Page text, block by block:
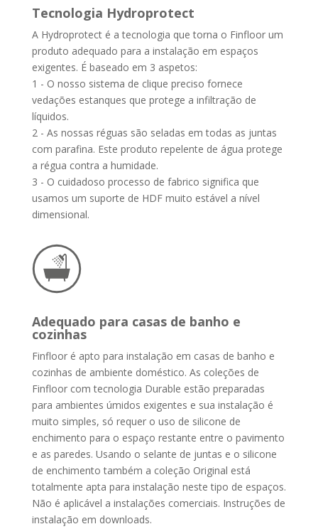
Tecnologia Hydroprotect
A Hydroprotect é a tecnologia que torna o Finfloor um
produto adequado para a instalação em espaços
exigentes. É baseado em 3 aspetos:
1 - O nosso sistema de clique preciso fornece
vedações estanques que protege a infiltração de
líquidos.
2 - As nossas réguas são seladas em todas as juntas
com parafina. Este produto repelente de água protege
a régua contra a humidade.
3 - O cuidadoso processo de fabrico significa que
usamos um suporte de HDF muito estável a nível
dimensional.
Adequado para casas de banho e
cozinhas
Finfloor é apto para instalação em casas de banho e
cozinhas de ambiente doméstico. As coleções de
Finfloor com tecnologia Durable estão preparadas
para ambientes úmidos exigentes e sua instalação é
muito simples, só requer o uso de silicone de
enchimento para o espaço restante entre o pavimento
e as paredes. Usando o selante de juntas e o silicone
de enchimento também a coleção Original está
totalmente apta para instalação neste tipo de espaços.
Não é aplicável a instalações comerciais. Instruções de
instalação em downloads.